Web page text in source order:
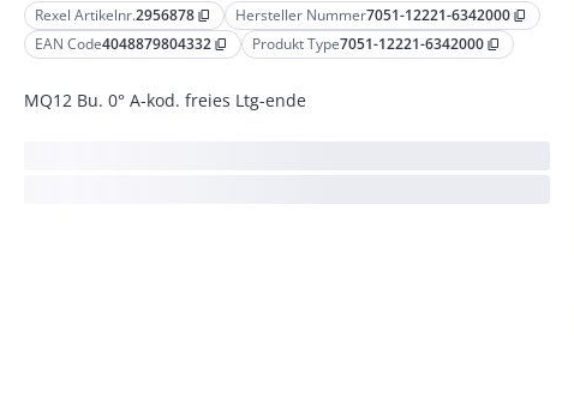
Rexel Artikelnr.2956878 content_copy Hersteller Nummer7051-12221-6342000 content_copy
EAN Code4048879804332 content_copy Produkt Type7051-12221-6342000 content_copy
MQ12 Bu. 0° A-kod. freies Ltg-ende